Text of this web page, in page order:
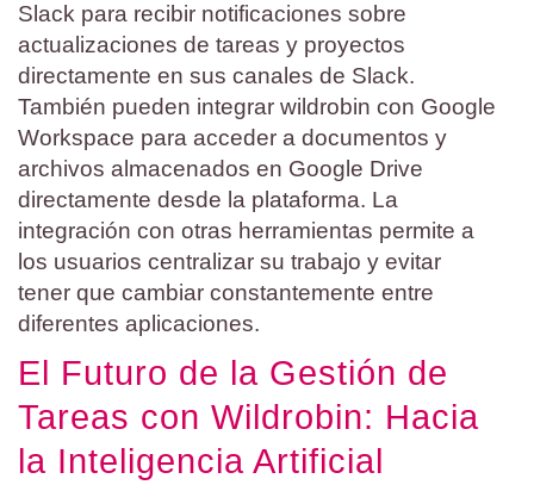
Slack para recibir notificaciones sobre
actualizaciones de tareas y proyectos
directamente en sus canales de Slack.
También pueden integrar wildrobin con Google
Workspace para acceder a documentos y
archivos almacenados en Google Drive
directamente desde la plataforma. La
integración con otras herramientas permite a
los usuarios centralizar su trabajo y evitar
tener que cambiar constantemente entre
diferentes aplicaciones.
El Futuro de la Gestión de
Tareas con Wildrobin: Hacia
la Inteligencia Artificial